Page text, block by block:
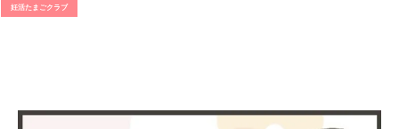
妊活たまごクラブ